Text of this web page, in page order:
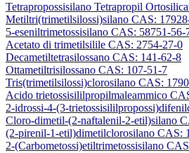
Tetrapropossisilano Tetrapropil
Metiltri(trimetilsilossi)silano CAS:
5-eseniltrimetossisilano CAS: 58751-56-
Acetato di trimetilsilile CAS: 2754-27-0
Decametiltetrasilossano CAS: 141-62-8
Ottametiltrisilossano CAS: 107-51-7
Tris(trimetilsilossi)clorosilano CAS:
Acido trietossisililpropilmaleammico
2-idrossi-4-(3-
Cloro-dimetil-(2-naftalenil-2-etil)silano
(2-pirenil-1-etil)dimetilclorosilano CAS:
2-(Carbometossi)etiltrimetossisilano